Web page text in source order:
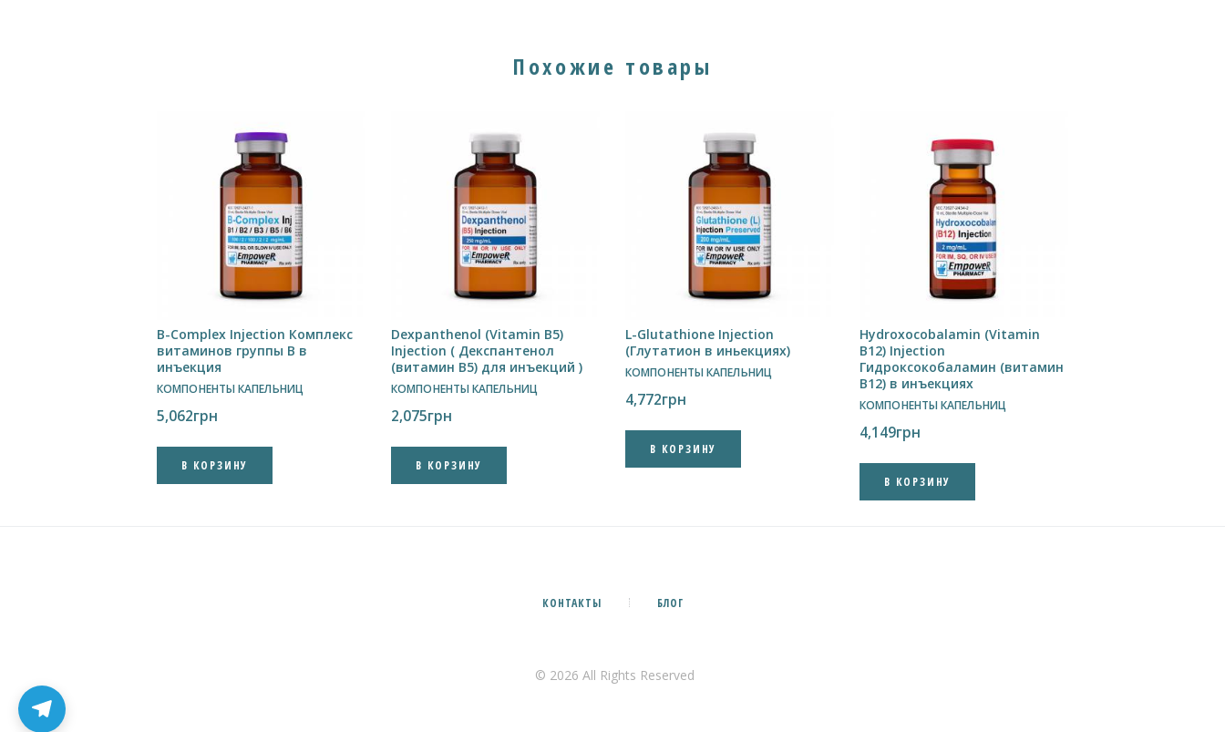
Похожие товары
B-Complex Injection Комплекс
витаминов группы В в
инъекция
КОМПОНЕНТЫ КАПЕЛЬНИЦ
5,062грн
В КОРЗИНУ
Dexpanthenol (Vitamin B5)
Injection ( Декспантенол
(витамин B5) для инъекций )
КОМПОНЕНТЫ КАПЕЛЬНИЦ
2,075грн
В КОРЗИНУ
L-Glutathione Injection
(Глутатион в иньекциях)
КОМПОНЕНТЫ КАПЕЛЬНИЦ
4,772грн
В КОРЗИНУ
Hydroxocobalamin (Vitamin
B12) Injection
Гидроксокобаламин (витамин
B12) в инъекциях
КОМПОНЕНТЫ КАПЕЛЬНИЦ
4,149грн
В КОРЗИНУ
КОНТАКТЫ БЛОГ
© 2026 All Rights Reserved